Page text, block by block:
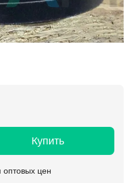
Купить
оптовых цен